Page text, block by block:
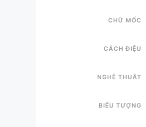
Chữ mốc
Cách điệu
Nghệ thuật
Biểu tượng